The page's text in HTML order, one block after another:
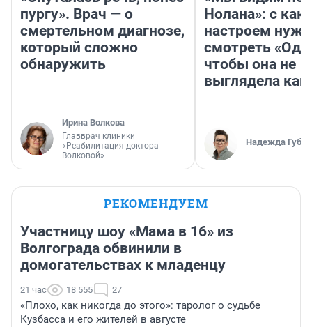
пургу». Врач — о
смертельном диагнозе,
который сложно
обнаружить
Ирина Волкова
Главврач клиники
«Реабилитация доктора
Волковой»
Нолана»: с
настроем
смотреть
чтобы она не
выглядела как
Надежда
РЕКОМЕНДУЕМ
Участницу шоу «Мама в 16» из
Волгограда обвинили в
домогательствах к младенцу
21 час 18 555 27
«Плохо, как никогда до этого»: таролог о судьбе
Кузбасса и его жителей в августе